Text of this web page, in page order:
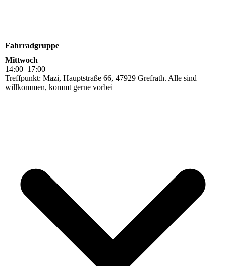
Fahrradgruppe
Mittwoch
14:00–17:00
Treffpunkt: Mazi, Hauptstraße 66, 47929 Grefrath. Alle sind
willkommen, kommt gerne vorbei